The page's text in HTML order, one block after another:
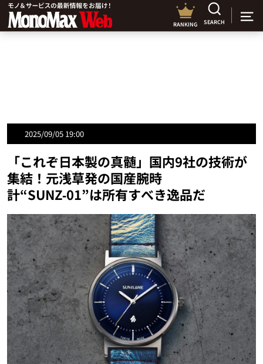
RANKING SEARCH
2025/09/05 19:00
「これぞ日本製の真髄」国内9社の技術が
集結！元浅草発の国産腕時
計“SUNZ‑01”は所有すべき逸品だ